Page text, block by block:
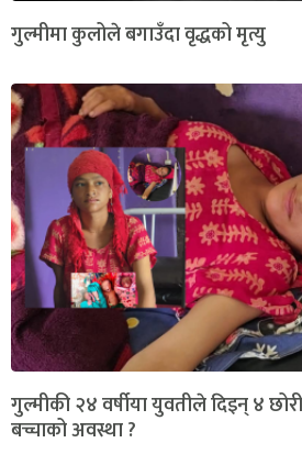
गुल्मीमा कुलोले बगाउँदा वृद्धको मृत्यु
गुल्मीकी २४ वर्षीया युवतीले दिइन् ४
बच्चाको अवस्था ?